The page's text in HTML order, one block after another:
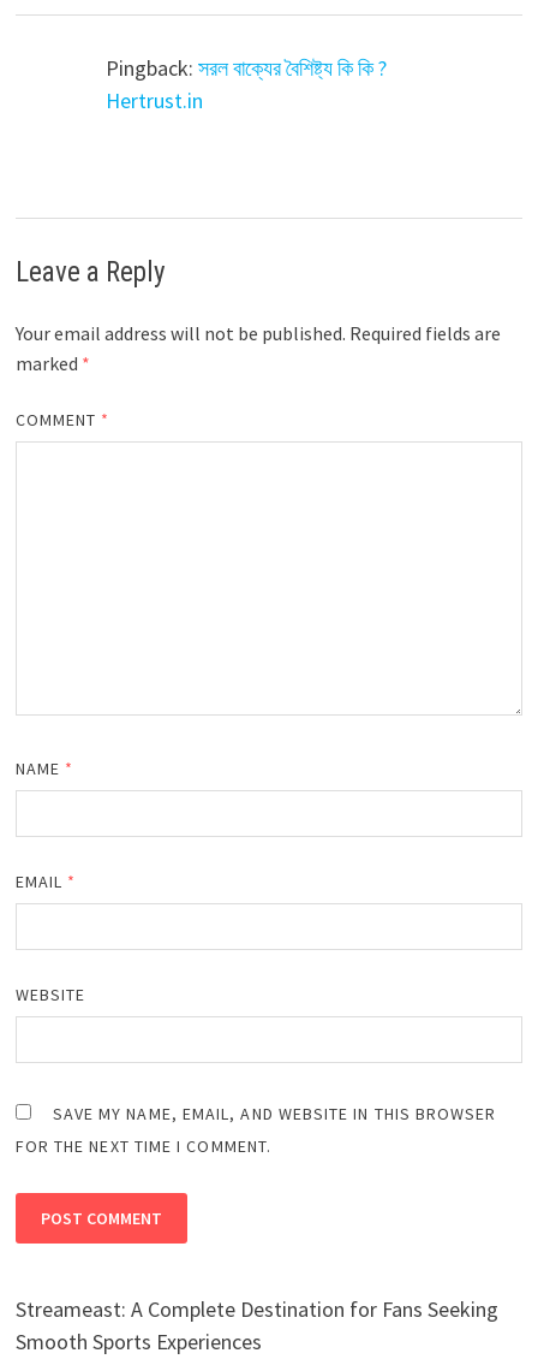
Pingback: সরল বাক্যের বৈশিষ্ট্য কি কি ?
Hertrust.in
Leave a Reply
Your email address will not be published. Required fields are
marked *
COMMENT *
NAME *
EMAIL *
WEBSITE
SAVE MY NAME, EMAIL, AND WEBSITE IN THIS BROWSER
FOR THE NEXT TIME I COMMENT.
Streameast: A Complete Destination for Fans Seeking
Smooth Sports Experiences